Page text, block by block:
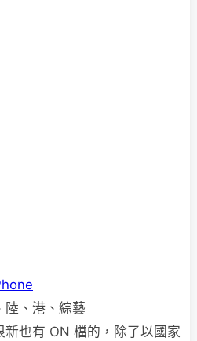
陸、港、綜藝
也有 ON 檔的，除了以國家